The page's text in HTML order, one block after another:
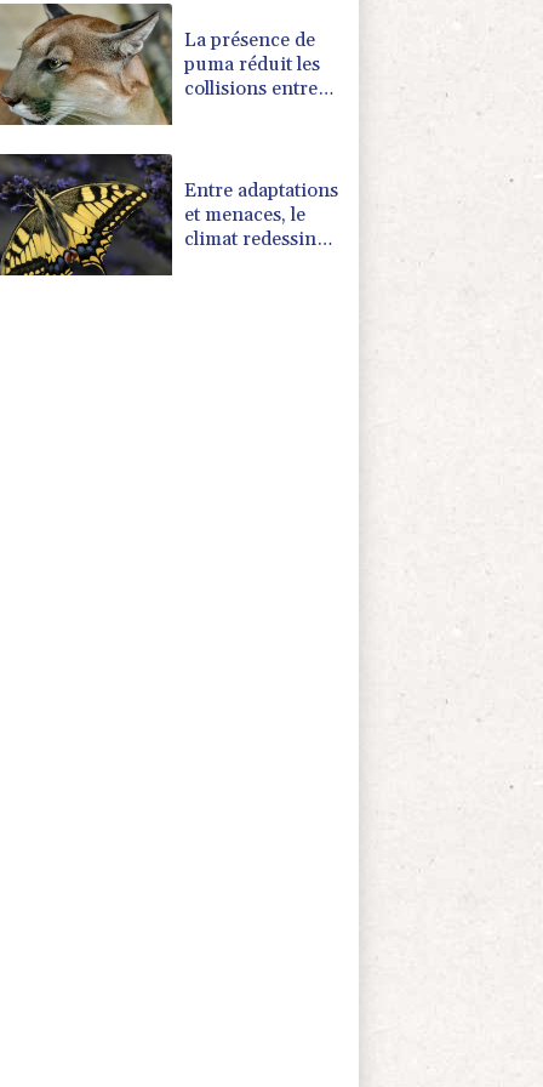
sud de
l'Hexagone
La présence de
puma réduit les
collisions entre
Entre adaptations
et menaces, le
climat redessine